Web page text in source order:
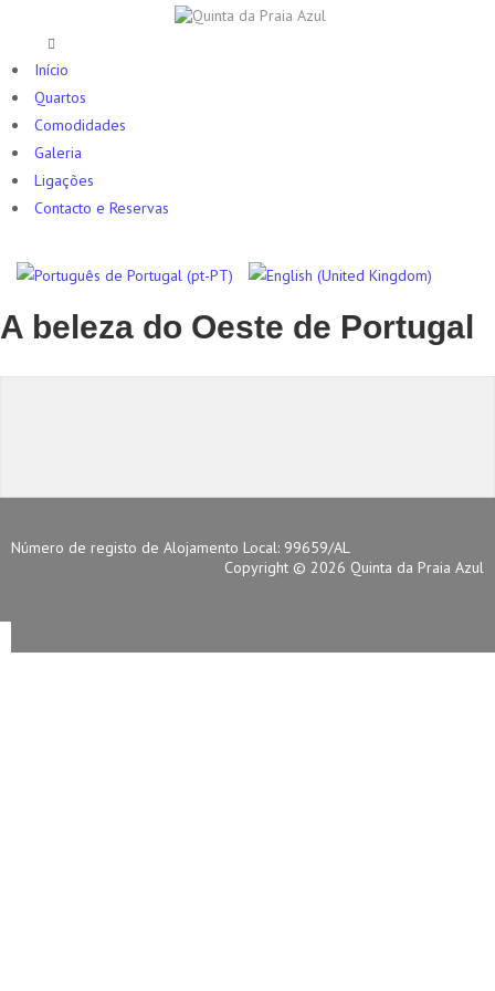
Início
Quartos
Comodidades
Galeria
Ligações
Contacto e Reservas
A beleza do Oeste de Portugal
Número de registo de Alojamento Local: 99659/AL
Copyright © 2026 Quinta da Praia Azul